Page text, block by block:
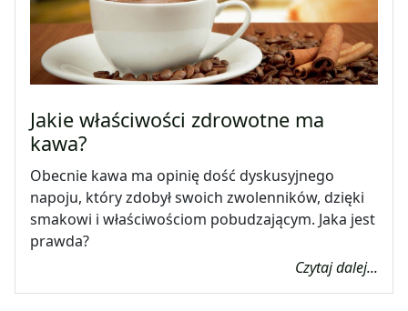
Jakie właściwości zdrowotne ma
kawa?
Obecnie kawa ma opinię dość dyskusyjnego
napoju, który zdobył swoich zwolenników, dzięki
smakowi i właściwościom pobudzającym. Jaka jest
prawda?
Czytaj dalej...